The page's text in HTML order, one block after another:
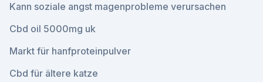
Kann soziale angst magenprobleme verursachen
Cbd oil 5000mg uk
Markt für hanfproteinpulver
Cbd für ältere katze